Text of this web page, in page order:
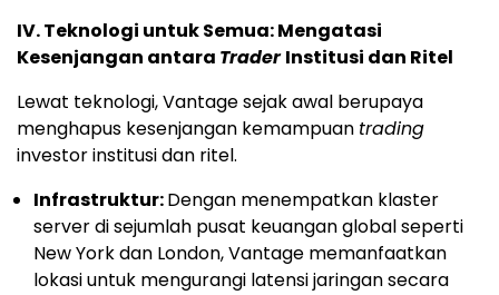
IV. Teknologi untuk Semua: Mengatasi
Kesenjangan antara TraderInstitusi dan Ritel
Lewat teknologi, Vantage sejak awal berupaya
menghapus kesenjangan kemampuan trading
investor institusi dan ritel.
Infrastruktur:Dengan menempatkan klaster
server di sejumlah pusat keuangan global seperti
New York dan London, Vantage memanfaatkan
lokasi untuk mengurangi latensi jaringan secara